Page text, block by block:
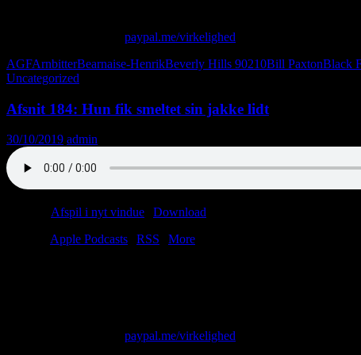
paypal.me/virkelighed
AGFArnbitterBearnaise-HenrikBeverly Hills 90210Bill PaxtonBlack
Uncategorized
Afsnit 184: Hun fik smeltet sin jakke lidt
30/10/2019 admin
Afspil i nyt vindue Download
Apple Podcasts RSS
More
paypal.me/virkelighed